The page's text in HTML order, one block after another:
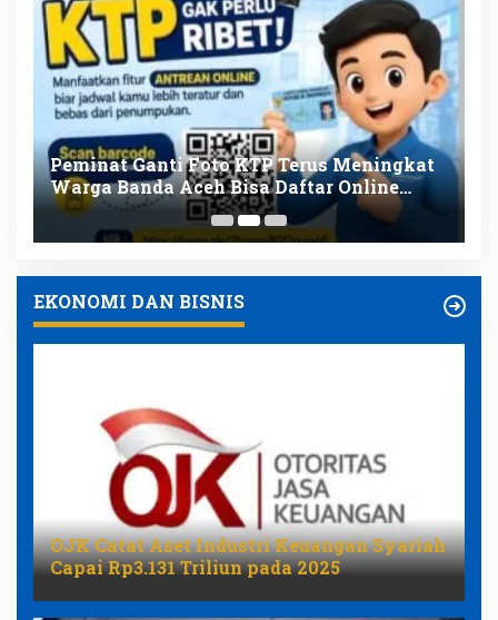
Peminat Ganti Foto KTP Terus Meningkat
Warga Banda Aceh Bisa Daftar Online
Mulai 11 Agustus
EKONOMI DAN BISNIS
OJK Catat Aset Industri Keuangan Syariah
Capai Rp3.131 Triliun pada 2025